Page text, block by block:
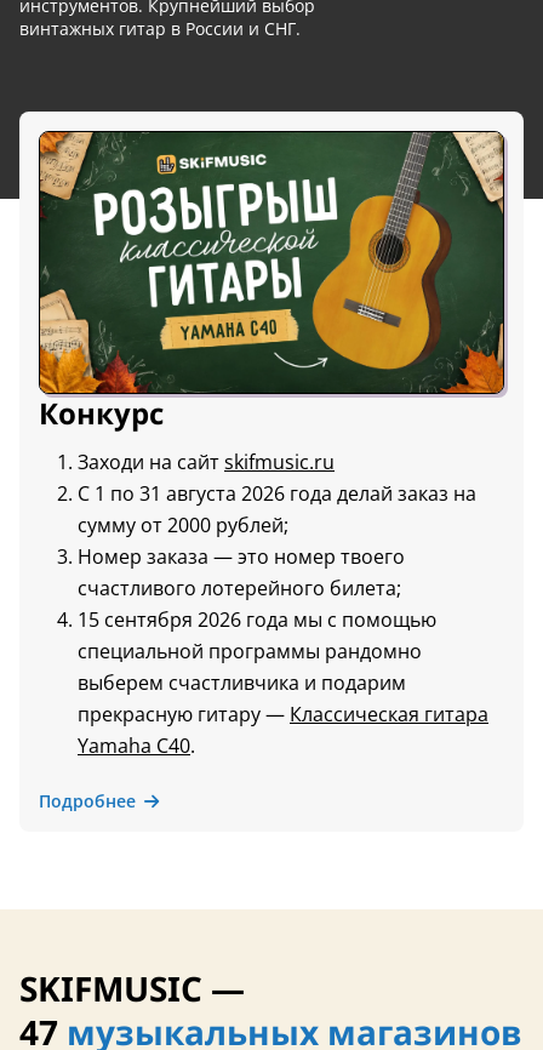
инструментов. Крупнейший выбор
винтажных гитар в России и СНГ.
Конкурс
Заходи на сайтskifmusic.ru
С 1 по 31 августа 2026 года делай заказ на
сумму от 2000 рублей;
Номер заказа — это номер твоего
счастливого лотерейного билета;
15 сентября 2026 года мы с помощью
специальной программы рандомно
выберем счастливчика и подарим
прекрасную гитару — Классическая гитара
Yamaha C40.
Подробнее
SKIFMUSIC —
47 музыкальных магазинов